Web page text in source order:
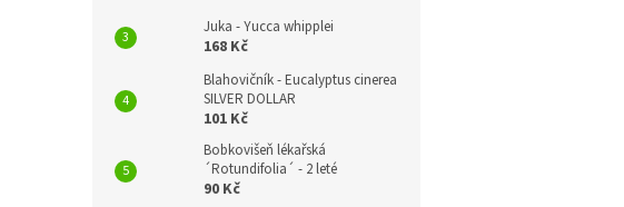
Juka - Yucca whipplei
168 Kč
Blahovičník - Eucalyptus cinerea
SILVER DOLLAR
101 Kč
Bobkovišeň lékařská
´Rotundifolia´ - 2 leté
90 Kč